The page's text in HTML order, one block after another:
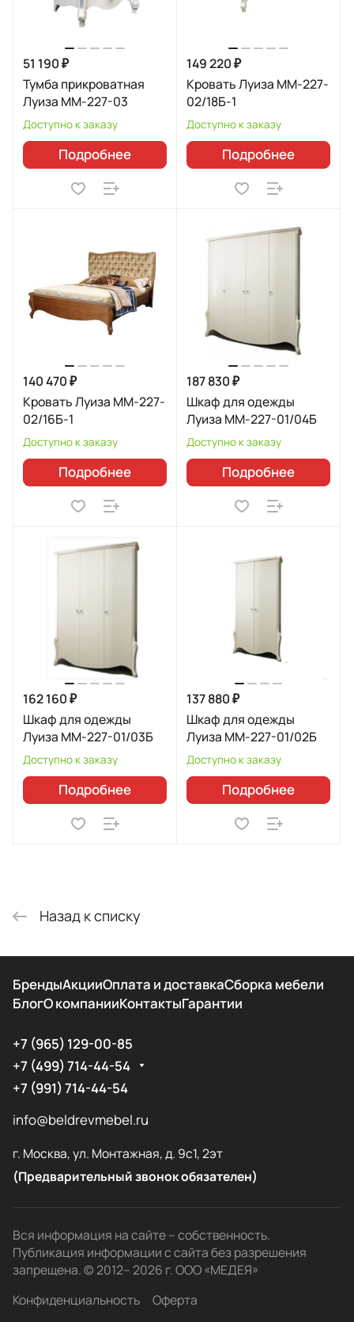
51 190 ₽
Тумба прикроватная
Луиза ММ-227-03
Доступно к заказу
Подробнее
149 220 ₽
Кровать Луиза MM-227-
02/18Б-1
Доступно к заказу
Подробнее
140 470 ₽
Кровать Луиза MM-227-
02/16Б-1
Доступно к заказу
Подробнее
187 830 ₽
Шкаф для одежды
Луиза ММ-227-01/04Б
Доступно к заказу
Подробнее
162 160 ₽
Шкаф для одежды
Луиза ММ-227-01/03Б
Доступно к заказу
Подробнее
137 880 ₽
Шкаф для одежды
Луиза ММ-227-01/02Б
Доступно к заказу
Подробнее
Назад к списку
БрендыАкцииОплата и доставкаСборка мебели
БлогО компанииКонтактыГарантии
+7 (965) 129-00-85
+7 (499) 714-44-54
+7 (991) 714-44-54
info@beldrevmebel.ru
г. Москва, ул. Монтажная, д. 9с1, 2эт
(Предварительный звонок обязателен)
Вся информация на сайте – собственность.
Публикация информации с сайта без разрешения
запрещена. © 2012– 2026 г. ООО «МЕДЕЯ»
Конфиденциальность
Оферта